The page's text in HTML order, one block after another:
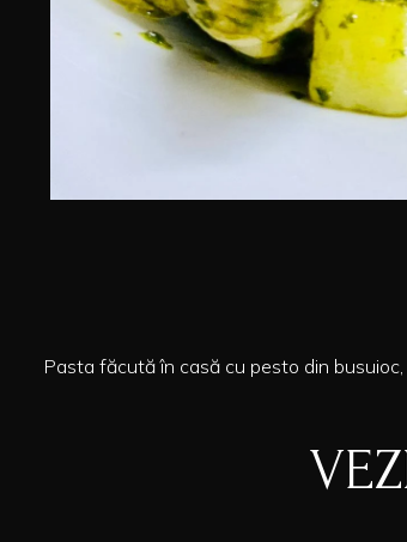
Pasta făcută în casă cu pesto din